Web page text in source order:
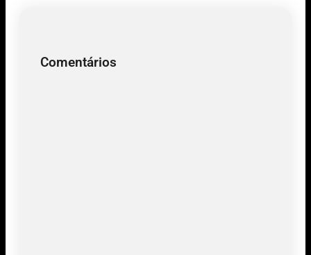
Comentários